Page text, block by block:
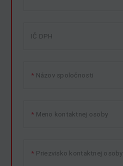
IČ DPH
Názov spoločnosti
Meno kontaktnej osoby
Priezvisko kontaktnej osoby